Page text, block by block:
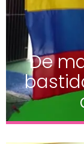
De